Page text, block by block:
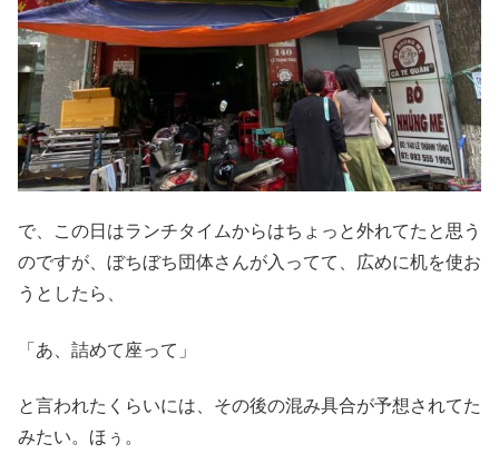
で、この日はランチタイムからはちょっと外れてたと思う
のですが、ぼちぼち団体さんが入ってて、広めに机を使お
うとしたら、
「あ、詰めて座って」
と言われたくらいには、その後の混み具合が予想されてた
みたい。ほぅ。